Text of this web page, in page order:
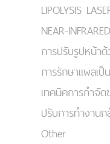
LIPOLYSIS
NEAR-INFRARED
การปรับรูปหน้า
การรักษาแผลเ
เทคนิคการกำจั
ปรับการทำงาน
Other